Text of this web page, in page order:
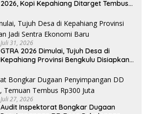
2026, Kopi Kepahiang Ditarget Tembus
Juli 31, 2026
GTRA 2026 Dimulai, Tujuh Desa di
Kepahiang Provinsi Bengkulu Disiapkan
Juli 27, 2026
Audit Inspektorat Bongkar Dugaan